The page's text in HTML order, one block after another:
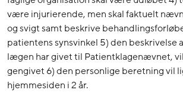
være injurierende, men skal faktuelt
og svigt samt beskrive
patientens synsvinkel 5) den beskrivelse
lægen har givet til Patientklagenævnet,
gengivet 6) den personlige beretning vil
hjemmesiden i 2 år.